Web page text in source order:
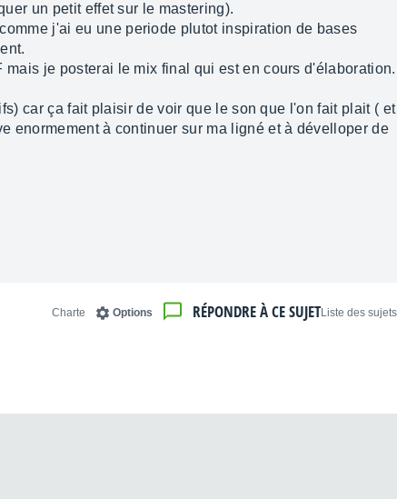
un petit effet sur le mastering).
j'ai eu une periode plutot inspiration de bases
je posterai le mix final qui est en cours d'élaboration.
car ça fait plaisir de voir que le son que l'on fait plait ( et
enormement à continuer sur ma ligné et à dévelloper de
RÉPONDRE À CE SUJET
Options
Charte